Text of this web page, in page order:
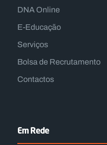
DNA Online
E-Educação
Serviços
Bolsa de Recrutamento
Contactos
Em Rede